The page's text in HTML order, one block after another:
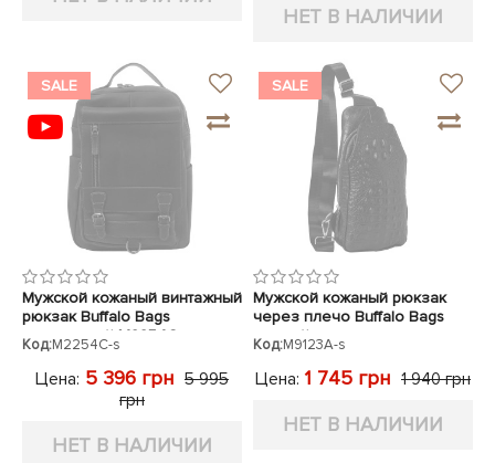
НЕТ В НАЛИЧИИ
SALE
Мужской кожаный винтажный
рюкзак Buffalo Bags
коричневый M2254C
Код:M2254C-s
Цена: 5 396 грн 5 995
грн
НЕТ В НАЛИЧИИ
SALE
Мужской кожаный рюкзак
через плечо Buffalo Bags
черный кроко
Код:M9123A-s
Цена: 1 745 грн 1 940 грн
НЕТ В НАЛИЧИИ